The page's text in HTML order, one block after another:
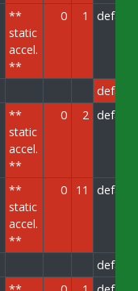
**
static
accel.
**
0 1
**
static
accel.
**
0 2
**
static
accel.
**
0 11